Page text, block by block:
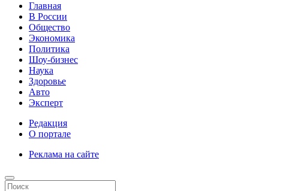
Главная
В России
Общество
Экономика
Политика
Шоу-бизнес
Наука
Здоровье
Авто
Эксперт
Редакция
О портале
Реклама на сайте